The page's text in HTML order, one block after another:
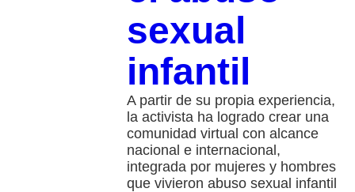
sexual
infantil
A partir de su propia experiencia,
la activista ha logrado crear una
comunidad virtual con alcance
nacional e internacional,
integrada por mujeres y hombres
que vivieron abuso sexual infantil